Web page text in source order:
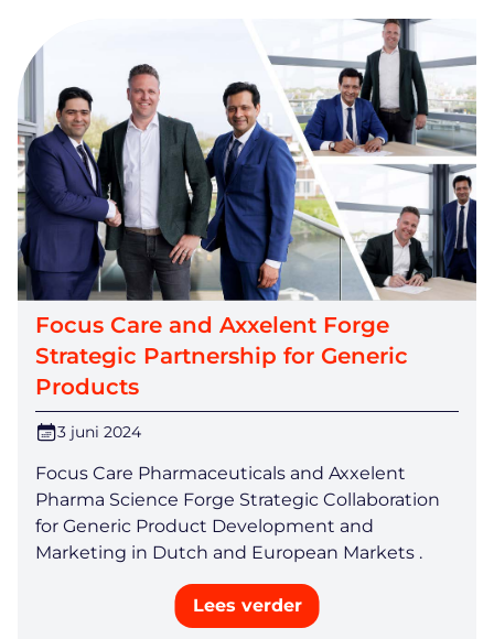
Focus Care and Axxelent Forge
Strategic Partnership for Generic
Products
3 juni 2024
Focus Care Pharmaceuticals and Axxelent
Pharma Science Forge Strategic Collaboration
for Generic Product Development and
Marketing in Dutch and European Markets .
Lees verder